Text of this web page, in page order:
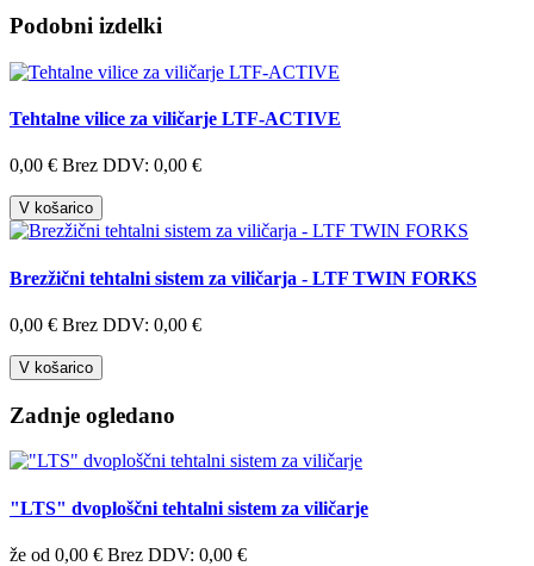
Podobni izdelki
Tehtalne vilice za viličarje LTF-ACTIVE
0,00 € Brez DDV: 0,00 €
V košarico
Brezžični tehtalni sistem za viličarja - LTF TWIN FORKS
0,00 € Brez DDV: 0,00 €
V košarico
Zadnje ogledano
"LTS" dvoploščni tehtalni sistem za viličarje
že od 0,00 € Brez DDV: 0,00 €